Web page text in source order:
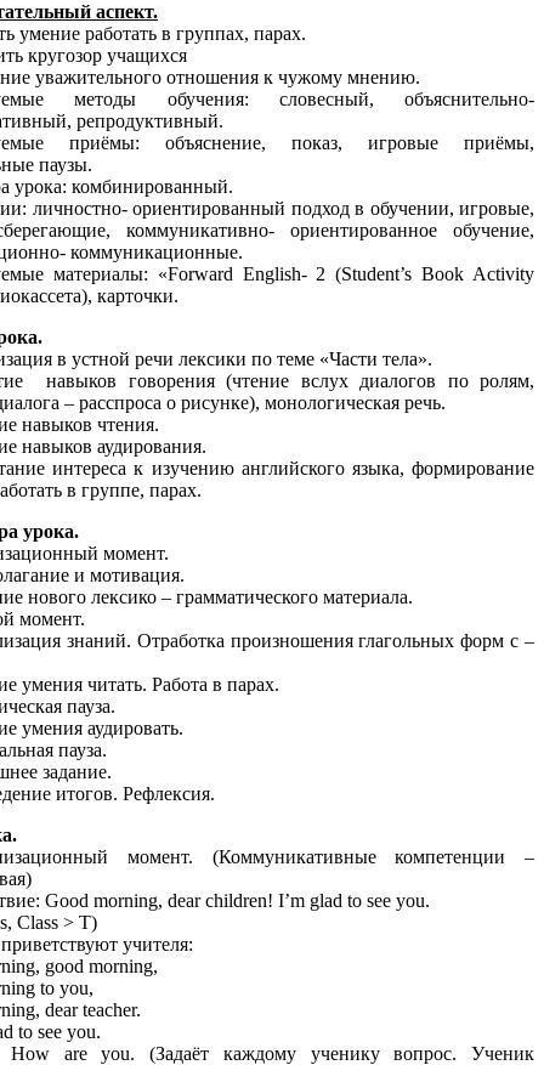
аспект.
умение работать в группах, парах.
кругозор учащихся
уважительного отношения к чужому мнению.
методы обучения: словесный, объяснительно-
репродуктивный.
приёмы: объяснение, показ, игровые приёмы,
паузы.
урока: комбинированный.
личностно- ориентированный подход в обучении, игровые,
коммуникативно- ориентированное обучение,
коммуникационные.
материалы: «Forward English- 2 (Student’s Book Activity
карточки.
в устной речи лексики по теме «Части тела».
навыков говорения (чтение вслух диалогов по ролям,
– расспроса о рисунке), монологическая речь.
навыков чтения.
навыков аудирования.
интереса к изучению английского языка, формирование
в группе, парах.
урока.
момент.
и мотивация.
нового лексико – грамматического материала.
момент.
знаний. Отработка произношения глагольных форм с –
умения читать. Работа в парах.
пауза.
умения аудировать.
пауза.
задание.
итогов. Рефлексия.
момент. (Коммуникативные компетенции –
Good morning, dear children! I’m glad to see you.
Class > T)
учителя:
good morning,
to you,
dear teacher.
to see you.
How are you. (Задаёт каждому ученику вопрос. Ученик